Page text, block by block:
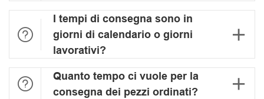

I tempi di consegna sono in
giorni di calendario o giorni
lavorativi?


Quanto tempo ci vuole per la
consegna dei pezzi ordinati?
